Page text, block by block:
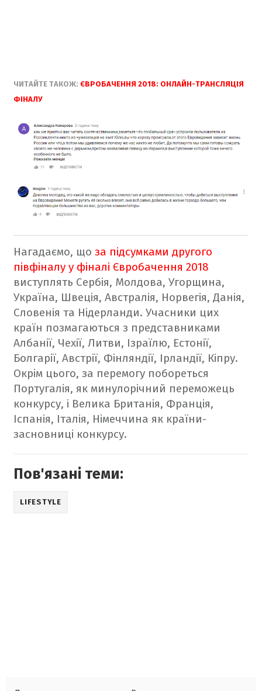
ЧИТАЙТЕ ТАКОЖ: ЄВРОБАЧЕННЯ 2018: ОНЛАЙН-ТРАНСЛЯЦІЯ
ФІНАЛУ
Нагадаємо, що за підсумками другого
півфіналу у фіналі Євробачення 2018
виступлять Сербія, Молдова, Угорщина,
Україна, Швеція, Австралія, Норвегія, Данія,
Словенія та Нідерланди. Учасники цих
країн позмагаються з представниками
Албанії, Чехії, Литви, Ізраїлю, Естонії,
Болгарії, Австрії, Фінляндії, Ірландії, Кіпру.
Окрім цього, за перемогу побореться
Португалія, як минулорічний переможець
конкурсу, і Велика Британія, Франція,
Іспанія, Італія, Німеччина як країни-
засновниці конкурсу.
Пов'язані теми:
LIFESTYLE